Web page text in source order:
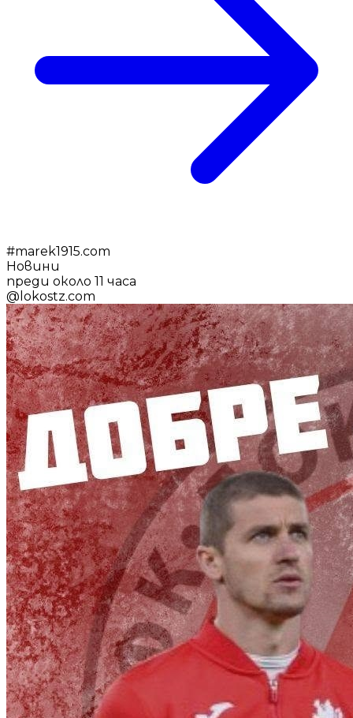
#marek1915.com
Новини
преди около 11 часа
@ lokostz.com